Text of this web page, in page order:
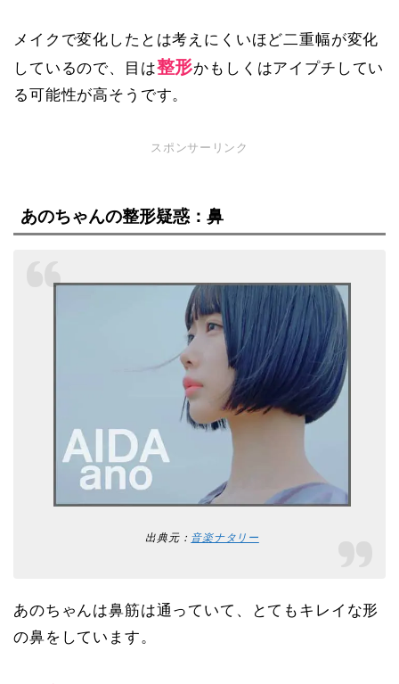
メイクで変化したとは考えにくいほど二重幅が変化
しているので、目は整形かもしくはアイプチしてい
る可能性が高そうです。
スポンサーリンク
あのちゃんの整形疑惑：鼻
出典元： 音楽ナタリー
あのちゃんは鼻筋は通っていて、とてもキレイな形
の鼻をしています。